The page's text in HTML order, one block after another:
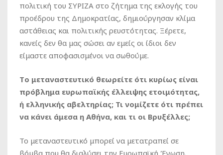
πολιτική του ΣΥΡΙΖΑ στο ζήτημα της εκλογής του
προέδρου της Δημοκρατίας, δημιούργησαν κλίμα
αστάθειας και πολιτικής ρευστότητας. Ξέρετε,
κανείς δεν θα μας σώσει αν εμείς οι ίδιοι δεν
είμαστε αποφασισμένοι να σωθούμε.
Tο μεταναστευτικό θεωρείτε ότι κυρίως είναι
πρόβλημα ευρωπαϊκής έλλειψης ετοιμότητας,
ή ελληνικής αβελτηρίας; Τι νομίζετε ότι πρέπει
να κάνει άμεσα η Αθήνα, και τι οι Βρυξέλλες;
Το μεταναστευτικό μπορεί να μετατραπεί σε